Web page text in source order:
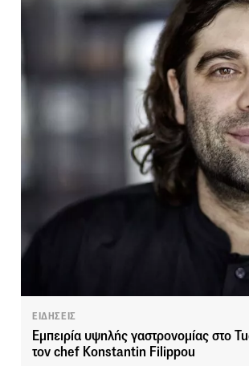
ΕΙΔΗΣΕΙΣ
Εμπειρία υψηλής γαστρονομίας στο
τον chef Konstantin Filippou